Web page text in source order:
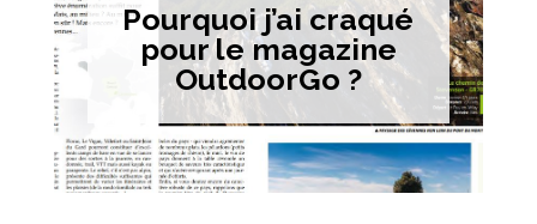
Pourquoi j’ai craqué
pour le magazine
OutdoorGo ?